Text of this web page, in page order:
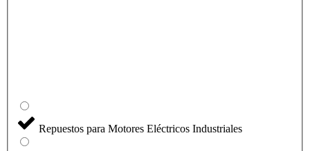
Repuestos para Motores Eléctricos Industriales